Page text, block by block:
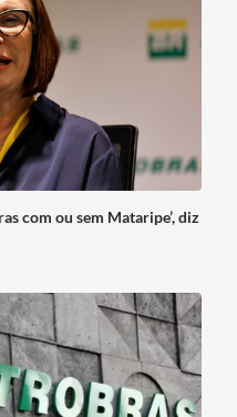
com ou sem Mataripe’, diz